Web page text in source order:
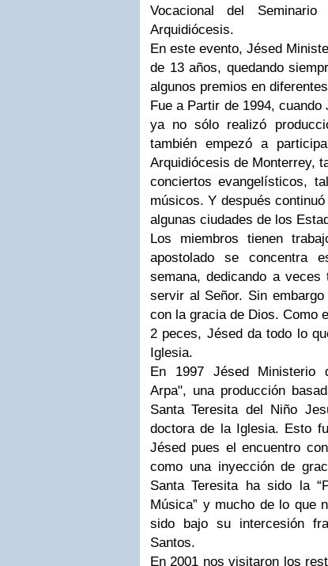
Vocacional del
Arquidiócesis.
En este evento, Jésed
de 13 años, quedando
algunos premios en
Fue a Partir de 1994,
ya no sólo realizó
también empezó a
Arquidiócesis de Monterrey,
conciertos evangelísticos,
músicos. Y después
algunas ciudades de los
Los miembros tienen
apostolado se concentra
semana, dedicando a
servir al Señor. Sin
con la gracia de Dios. Como
2 peces, Jésed da todo lo
Iglesia.
En 1997 Jésed Ministerio
Arpa", una producción
Santa Teresita del Niño
doctora de la Iglesia. Esto
Jésed pues el encuentro
como una inyección de
Santa Teresita ha sido la
Música” y mucho de lo que
sido bajo su intercesión
Santos.
En 2001 nos visitaron los